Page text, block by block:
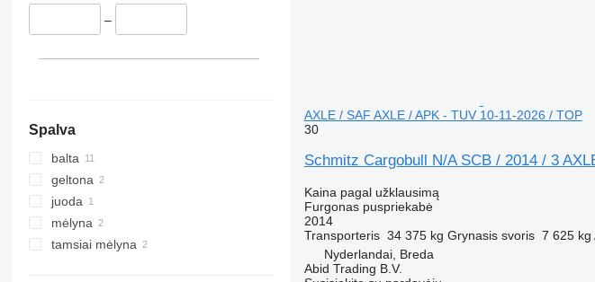
–
Spalva
balta
geltona
juoda
mėlyna
tamsiai mėlyna
AXLE / SAF AXLE / APK - TUV 10-11-2026 / TOP
30
Schmitz Cargobull N/A SCB / 2014 / 3
Kaina pagal užklausimą
Furgonas puspriekabė
2014
Transporteris 34 375 kg Grynasis svoris 7 625 kg
Nyderlandai, Breda
Abid Trading B.V.